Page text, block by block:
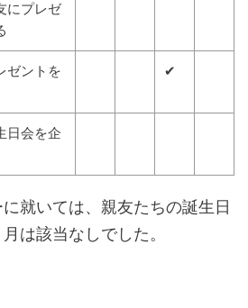
にプレゼ
ゼントを
✔
日会を企
就いては、親友たちの誕生日
は該当なしでした。